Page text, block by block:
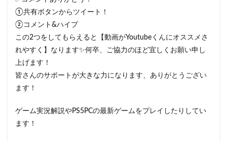
①共有ボタンからツイート！
②コメント&ハイプ
この2つをしてもらえると【動画がYoutubeくんにオススメさ
れやすく】なります✨何卒、ご協力のほど宜しくお願い申し
上げます！
皆さんのサポートが大きな力になります、ありがとうござい
ます！
ゲーム実況解説やPS5PCの最新ゲームをプレイしたりしてい
ます！